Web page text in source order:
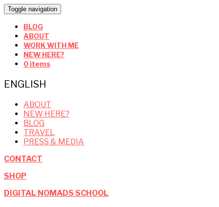
Toggle navigation
BLOG
ABOUT
WORK WITH ME
NEW HERE?
0 items
ENGLISH
ABOUT
NEW HERE?
BLOG
TRAVEL
PRESS & MEDIA
CONTACT
SHOP
DIGITAL NOMADS SCHOOL